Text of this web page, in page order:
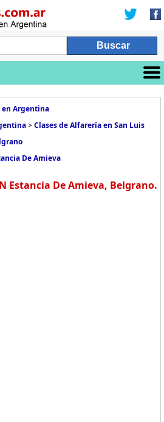
en Argentina
>Clases de Alfarería en San Luis
De Amieva
Estancia De Amieva, Belgrano.